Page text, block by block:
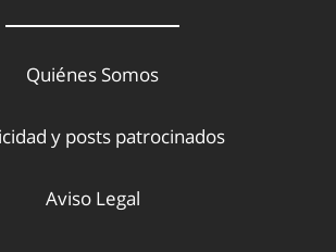
Quiénes Somos
y posts patrocinados
Aviso Legal